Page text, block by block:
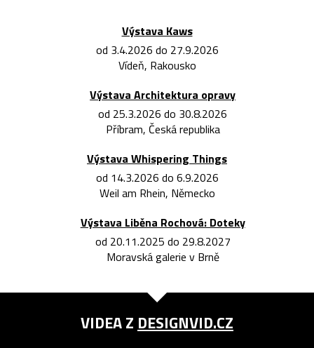
Výstava Kaws
od 3.4.2026 do 27.9.2026
Vídeň, Rakousko
Výstava Architektura opravy
od 25.3.2026 do 30.8.2026
Příbram, Česká republika
Výstava Whispering Things
od 14.3.2026 do 6.9.2026
Weil am Rhein, Německo
Výstava Liběna Rochová: Doteky
od 20.11.2025 do 29.8.2027
Moravská galerie v Brně
VIDEA Z DESIGNVID.CZ